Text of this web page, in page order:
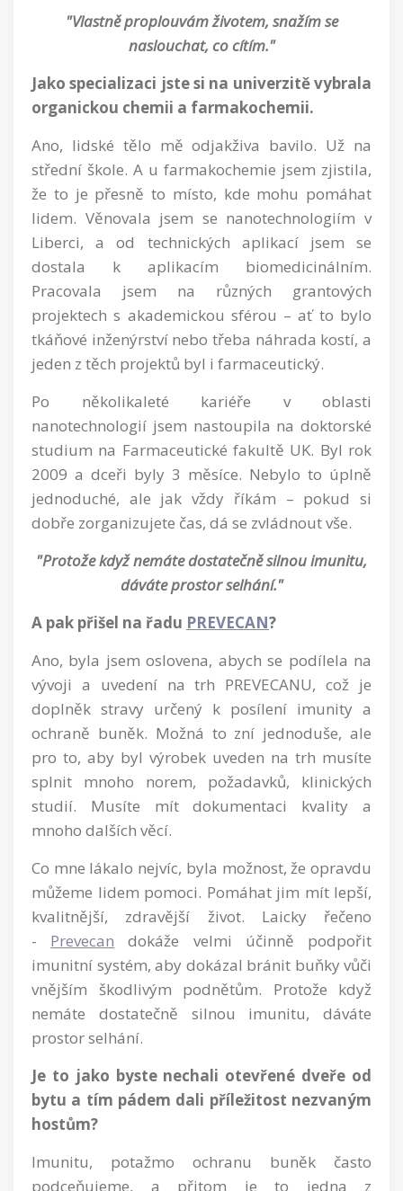
"Vlastně proplouvám životem, snažím se
naslouchat, co cítím."
Jako specializaci jste si na univerzitě vybrala
organickou chemii a farmakochemii.
Ano, lidské tělo mě odjakživa bavilo. Už na
střední škole. A u farmakochemie jsem zjistila,
že to je přesně to místo, kde mohu pomáhat
lidem. Věnovala jsem se nanotechnologiím v
Liberci, a od technických aplikací jsem se
dostala k aplikacím biomedicinálním.
Pracovala jsem na různých grantových
projektech s akademickou sférou – ať to bylo
tkáňové inženýrství nebo třeba náhrada kostí, a
jeden z těch projektů byl i farmaceutický.
Po několikaleté kariéře v oblasti
nanotechnologií jsem nastoupila na doktorské
studium na Farmaceutické fakultě UK. Byl rok
2009 a dceři byly 3 měsíce. Nebylo to úplně
jednoduché, ale jak vždy říkám – pokud si
dobře zorganizujete čas, dá se zvládnout vše.
"Protože když nemáte dostatečně silnou imunitu,
dáváte prostor selhání."
A pak přišel na řadu PREVECAN?
Ano, byla jsem oslovena, abych se podílela na
vývoji a uvedení na trh PREVECANU, což je
doplněk stravy určený k posílení imunity a
ochraně buněk. Možná to zní jednoduše, ale
pro to, aby byl výrobek uveden na trh musíte
splnit mnoho norem, požadavků, klinických
studií. Musíte mít dokumentaci kvality a
mnoho dalších věcí.
Co mne lákalo nejvíc, byla možnost, že opravdu
můžeme lidem pomoci. Pomáhat jim mít lepší,
kvalitnější, zdravější život. Laicky řečeno
-
Prevecan
dokáže velmi účinně podpořit
imunitní systém, aby dokázal bránit buňky vůči
vnějším škodlivým podnětům. Protože když
nemáte dostatečně silnou imunitu, dáváte
prostor selhání.
Je to jako byste nechali otevřené dveře od
bytu a tím pádem dali příležitost nezvaným
hostům?
Imunitu, potažmo ochranu buněk často
podceňujeme, a přitom je to jedna z